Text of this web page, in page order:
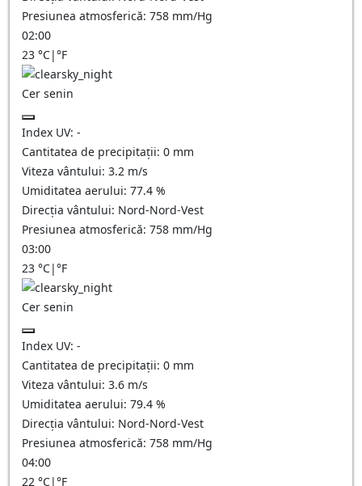
Presiunea atmosferică: 758 mm/Hg
02:00
23 °C|°F
Cer senin
Index UV: -
Cantitatea de precipitații: 0 mm
Viteza vântului: 3.2 m/s
Umiditatea aerului: 77.4 %
Direcția vântului: Nord-Nord-Vest
Presiunea atmosferică: 758 mm/Hg
03:00
23 °C|°F
Cer senin
Index UV: -
Cantitatea de precipitații: 0 mm
Viteza vântului: 3.6 m/s
Umiditatea aerului: 79.4 %
Direcția vântului: Nord-Nord-Vest
Presiunea atmosferică: 758 mm/Hg
04:00
22 °C|°F